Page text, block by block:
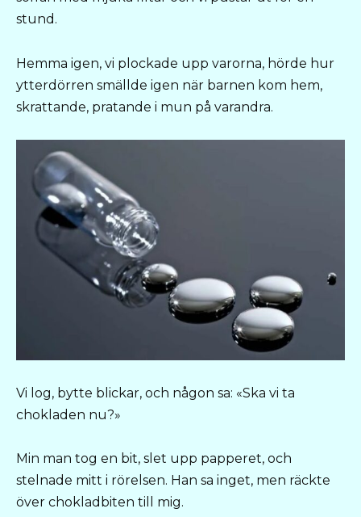
stund.
Hemma igen, vi plockade upp varorna, hörde hur
ytterdörren smällde igen när barnen kom hem,
skrattande, pratande i mun på varandra.
Vi log, bytte blickar, och någon sa: «Ska vi ta
chokladen nu?»
Min man tog en bit, slet upp papperet, och
stelnade mitt i rörelsen. Han sa inget, men räckte
över chokladbiten till mig.